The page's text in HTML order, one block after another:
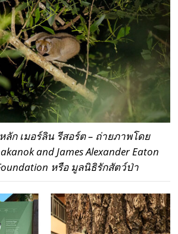
ลัก เมอร์ลิน รีสอร์ต – ถ่ายภาพโดย
and James Alexander Eaton
หรือ มูลนิธิรักสัตว์ป่า